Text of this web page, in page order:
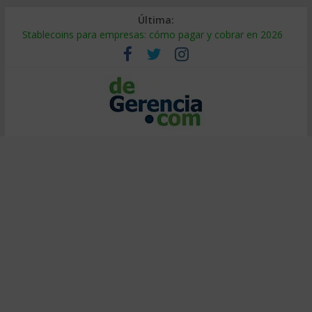
Última:
Stablecoins para empresas: cómo pagar y cobrar en 2026
Despido silencioso: qué es y por qué sale tan caro
IA en selección de personal: cómo auditarla a tiempo
Trabajo forzoso en la cadena de suministro: qué hacer
Mercado hispano de EE. UU.: cómo segmentarlo y venderle